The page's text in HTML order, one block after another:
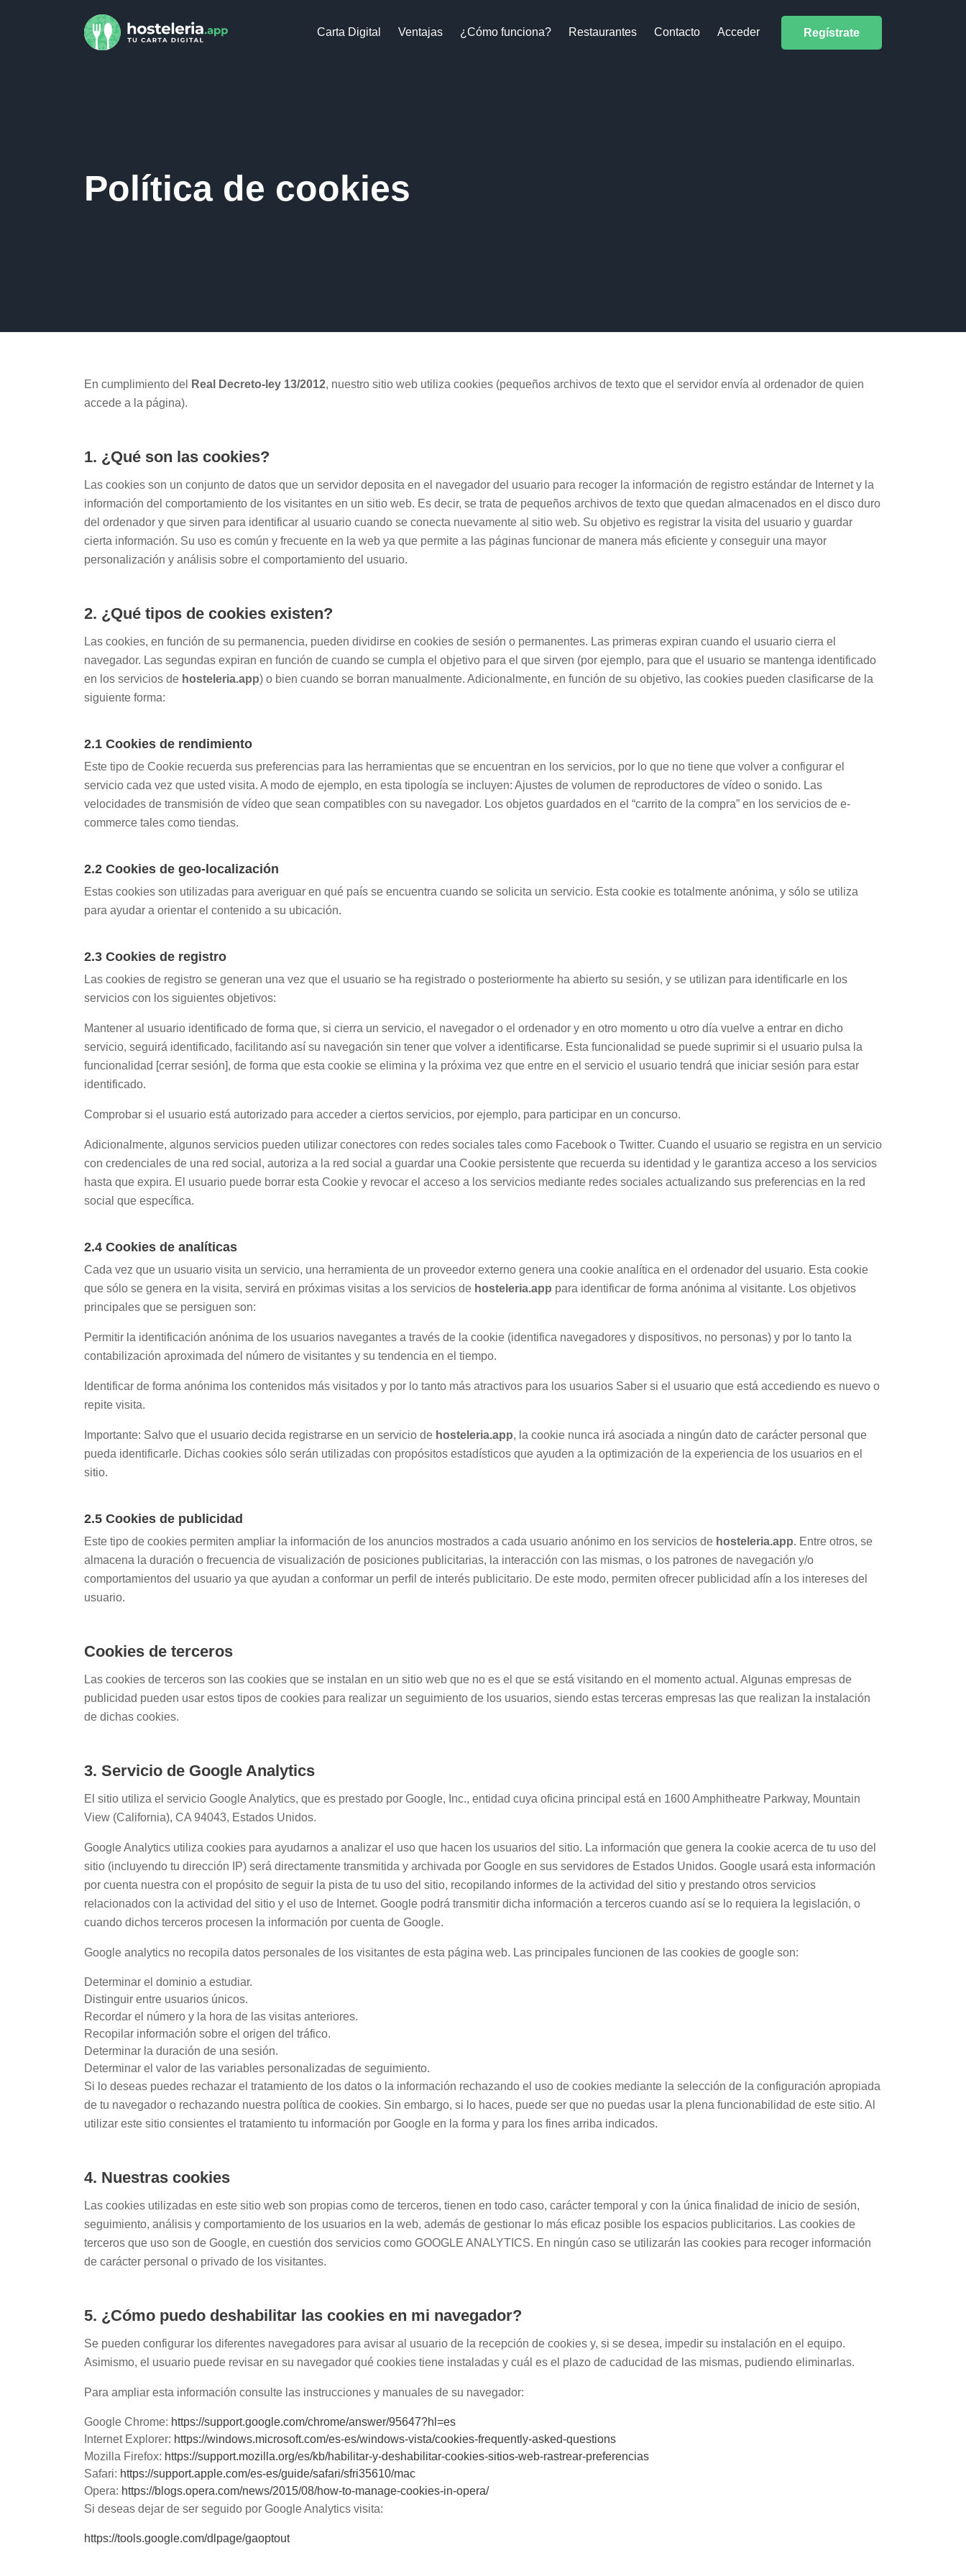
Carta Digital Ventajas ¿Cómo funciona? Restaurantes Contacto Acceder Regístrate
Política de cookies
En cumplimiento del Real Decreto-ley 13/2012, nuestro sitio web utiliza cookies (pequeños archivos de texto que el servidor envía al ordenador de quien
accede a la página).
1. ¿Qué son las cookies?
Las cookies son un conjunto de datos que un servidor deposita en el navegador del usuario para recoger la información de registro estándar de Internet y la
información del comportamiento de los visitantes en un sitio web. Es decir, se trata de pequeños archivos de texto que quedan almacenados en el disco duro
del ordenador y que sirven para identificar al usuario cuando se conecta nuevamente al sitio web. Su objetivo es registrar la visita del usuario y guardar
cierta información. Su uso es común y frecuente en la web ya que permite a las páginas funcionar de manera más eficiente y conseguir una mayor
personalización y análisis sobre el comportamiento del usuario.
2. ¿Qué tipos de cookies existen?
Las cookies, en función de su permanencia, pueden dividirse en cookies de sesión o permanentes. Las primeras expiran cuando el usuario cierra el
navegador. Las segundas expiran en función de cuando se cumpla el objetivo para el que sirven (por ejemplo, para que el usuario se mantenga identificado
en los servicios de hosteleria.app) o bien cuando se borran manualmente. Adicionalmente, en función de su objetivo, las cookies pueden clasificarse de la
siguiente forma:
2.1 Cookies de rendimiento
Este tipo de Cookie recuerda sus preferencias para las herramientas que se encuentran en los servicios, por lo que no tiene que volver a configurar el
servicio cada vez que usted visita. A modo de ejemplo, en esta tipología se incluyen: Ajustes de volumen de reproductores de vídeo o sonido. Las
velocidades de transmisión de vídeo que sean compatibles con su navegador. Los objetos guardados en el “carrito de la compra” en los servicios de e-
commerce tales como tiendas.
2.2 Cookies de geo-localización
Estas cookies son utilizadas para averiguar en qué país se encuentra cuando se solicita un servicio. Esta cookie es totalmente anónima, y sólo se utiliza
para ayudar a orientar el contenido a su ubicación.
2.3 Cookies de registro
Las cookies de registro se generan una vez que el usuario se ha registrado o posteriormente ha abierto su sesión, y se utilizan para identificarle en los
servicios con los siguientes objetivos:
Mantener al usuario identificado de forma que, si cierra un servicio, el navegador o el ordenador y en otro momento u otro día vuelve a entrar en dicho
servicio, seguirá identificado, facilitando así su navegación sin tener que volver a identificarse. Esta funcionalidad se puede suprimir si el usuario pulsa la
funcionalidad [cerrar sesión], de forma que esta cookie se elimina y la próxima vez que entre en el servicio el usuario tendrá que iniciar sesión para estar
identificado.
Comprobar si el usuario está autorizado para acceder a ciertos servicios, por ejemplo, para participar en un concurso.
Adicionalmente, algunos servicios pueden utilizar conectores con redes sociales tales como Facebook o Twitter. Cuando el usuario se registra en un servicio
con credenciales de una red social, autoriza a la red social a guardar una Cookie persistente que recuerda su identidad y le garantiza acceso a los servicios
hasta que expira. El usuario puede borrar esta Cookie y revocar el acceso a los servicios mediante redes sociales actualizando sus preferencias en la red
social que específica.
2.4 Cookies de analíticas
Cada vez que un usuario visita un servicio, una herramienta de un proveedor externo genera una cookie analítica en el ordenador del usuario. Esta cookie
que sólo se genera en la visita, servirá en próximas visitas a los servicios de hosteleria.app para identificar de forma anónima al visitante. Los objetivos
principales que se persiguen son:
Permitir la identificación anónima de los usuarios navegantes a través de la cookie (identifica navegadores y dispositivos, no personas) y por lo tanto la
contabilización aproximada del número de visitantes y su tendencia en el tiempo.
Identificar de forma anónima los contenidos más visitados y por lo tanto más atractivos para los usuarios Saber si el usuario que está accediendo es nuevo o
repite visita.
Importante: Salvo que el usuario decida registrarse en un servicio de hosteleria.app, la cookie nunca irá asociada a ningún dato de carácter personal que
pueda identificarle. Dichas cookies sólo serán utilizadas con propósitos estadísticos que ayuden a la optimización de la experiencia de los usuarios en el
sitio.
2.5 Cookies de publicidad
Este tipo de cookies permiten ampliar la información de los anuncios mostrados a cada usuario anónimo en los servicios de hosteleria.app. Entre otros, se
almacena la duración o frecuencia de visualización de posiciones publicitarias, la interacción con las mismas, o los patrones de navegación y/o
comportamientos del usuario ya que ayudan a conformar un perfil de interés publicitario. De este modo, permiten ofrecer publicidad afín a los intereses del
usuario.
Cookies de terceros
Las cookies de terceros son las cookies que se instalan en un sitio web que no es el que se está visitando en el momento actual. Algunas empresas de
publicidad pueden usar estos tipos de cookies para realizar un seguimiento de los usuarios, siendo estas terceras empresas las que realizan la instalación
de dichas cookies.
3. Servicio de Google Analytics
El sitio utiliza el servicio Google Analytics, que es prestado por Google, Inc., entidad cuya oficina principal está en 1600 Amphitheatre Parkway, Mountain
View (California), CA 94043, Estados Unidos.
Google Analytics utiliza cookies para ayudarnos a analizar el uso que hacen los usuarios del sitio. La información que genera la cookie acerca de tu uso del
sitio (incluyendo tu dirección IP) será directamente transmitida y archivada por Google en sus servidores de Estados Unidos. Google usará esta información
por cuenta nuestra con el propósito de seguir la pista de tu uso del sitio, recopilando informes de la actividad del sitio y prestando otros servicios
relacionados con la actividad del sitio y el uso de Internet. Google podrá transmitir dicha información a terceros cuando así se lo requiera la legislación, o
cuando dichos terceros procesen la información por cuenta de Google.
Google analytics no recopila datos personales de los visitantes de esta página web. Las principales funcionen de las cookies de google son:
Determinar el dominio a estudiar.
Distinguir entre usuarios únicos.
Recordar el número y la hora de las visitas anteriores.
Recopilar información sobre el origen del tráfico.
Determinar la duración de una sesión.
Determinar el valor de las variables personalizadas de seguimiento.
Si lo deseas puedes rechazar el tratamiento de los datos o la información rechazando el uso de cookies mediante la selección de la configuración apropiada
de tu navegador o rechazando nuestra política de cookies. Sin embargo, si lo haces, puede ser que no puedas usar la plena funcionabilidad de este sitio. Al
utilizar este sitio consientes el tratamiento tu información por Google en la forma y para los fines arriba indicados.
4. Nuestras cookies
Las cookies utilizadas en este sitio web son propias como de terceros, tienen en todo caso, carácter temporal y con la única finalidad de inicio de sesión,
seguimiento, análisis y comportamiento de los usuarios en la web, además de gestionar lo más eficaz posible los espacios publicitarios. Las cookies de
terceros que uso son de Google, en cuestión dos servicios como GOOGLE ANALYTICS. En ningún caso se utilizarán las cookies para recoger información
de carácter personal o privado de los visitantes.
5. ¿Cómo puedo deshabilitar las cookies en mi navegador?
Se pueden configurar los diferentes navegadores para avisar al usuario de la recepción de cookies y, si se desea, impedir su instalación en el equipo.
Asimismo, el usuario puede revisar en su navegador qué cookies tiene instaladas y cuál es el plazo de caducidad de las mismas, pudiendo eliminarlas.
Para ampliar esta información consulte las instrucciones y manuales de su navegador:
Google Chrome: https://support.google.com/chrome/answer/95647?hl=es
Internet Explorer: https://windows.microsoft.com/es-es/windows-vista/cookies-frequently-asked-questions
Mozilla Firefox: https://support.mozilla.org/es/kb/habilitar-y-deshabilitar-cookies-sitios-web-rastrear-preferencias
Safari: https://support.apple.com/es-es/guide/safari/sfri35610/mac
Opera: https://blogs.opera.com/news/2015/08/how-to-manage-cookies-in-opera/
Si deseas dejar de ser seguido por Google Analytics visita:
https://tools.google.com/dlpage/gaoptout